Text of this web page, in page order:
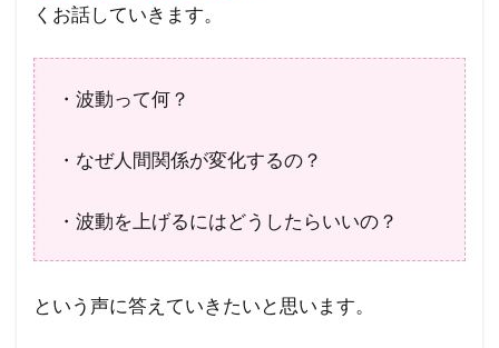
くお話していきます。
・波動って何？
・なぜ人間関係が変化するの？
・波動を上げるにはどうしたらいいの？
という声に答えていきたいと思います。